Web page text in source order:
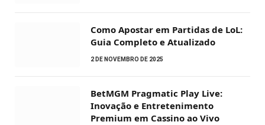
Como Apostar em Partidas de LoL:
Guia Completo e Atualizado
2 DE NOVEMBRO DE 2025
BetMGM Pragmatic Play Live:
Inovação e Entretenimento
Premium em Cassino ao Vivo